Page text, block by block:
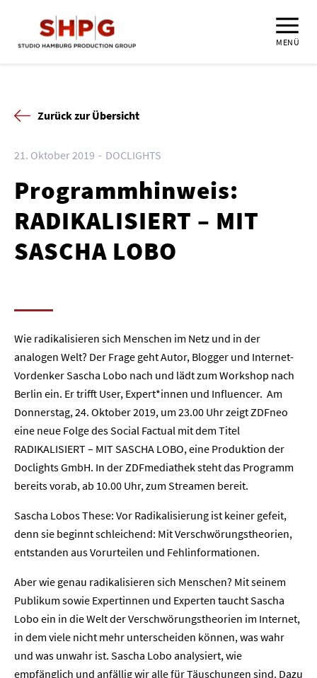
MENÜ
Zurück zur Übersicht
21. Oktober 2019 DOCLIGHTS
Programmhinweis:
RADIKALISIERT – MIT
SASCHA LOBO
Wie radikalisieren sich Menschen im Netz und in der
analogen Welt? Der Frage geht Autor, Blogger und Internet-
Vordenker Sascha Lobo nach und lädt zum Workshop nach
Berlin ein. Er trifft User, Expert*innen und Influencer. Am
Donnerstag, 24. Oktober 2019, um 23.00 Uhr zeigt ZDFneo
eine neue Folge des Social Factual mit dem Titel
RADIKALISIERT – MIT SASCHA LOBO, eine Produktion der
Doclights GmbH. In der ZDFmediathek steht das Programm
bereits vorab, ab 10.00 Uhr, zum Streamen bereit.
Sascha Lobos These: Vor Radikalisierung ist keiner gefeit,
denn sie beginnt schleichend: Mit Verschwörungstheorien,
entstanden aus Vorurteilen und Fehlinformationen.
Aber wie genau radikalisieren sich Menschen? Mit seinem
Publikum sowie Expertinnen und Experten taucht Sascha
Lobo ein in die Welt der Verschwörungstheorien im Internet,
in dem viele nicht mehr unterscheiden können, was wahr
und was unwahr ist. Sascha Lobo analysiert, wie
empfänglich und anfällig wir alle für Täuschungen sind. Dazu